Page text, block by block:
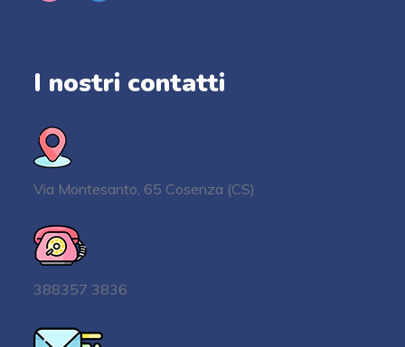
I nostri contatti
Via Montesanto, 65 Cosenza (CS)
388357 3836